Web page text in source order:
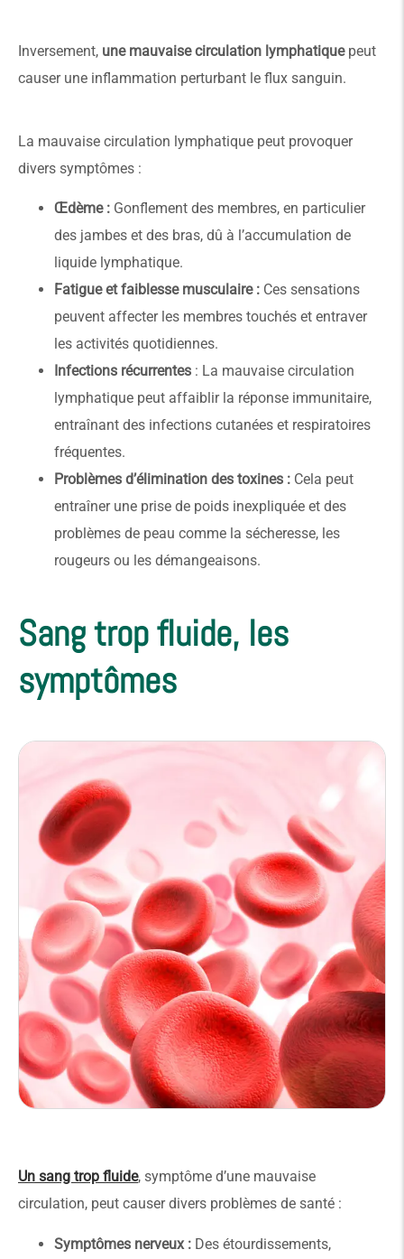
Inversement, une mauvaise circulation lymphatiquepeut
causer une inflammation perturbant le flux sanguin.
La mauvaise circulation lymphatique peut provoquer
divers symptômes :
Œdème : Gonflement des membres, en particulier
des jambes et des bras, dû à l’accumulation de
liquide lymphatique.
Fatigue et faiblesse musculaire : Ces sensations
peuvent affecter les membres touchés et entraver
les activités quotidiennes.
Infections récurrentes : La mauvaise circulation
lymphatique peut affaiblir la réponse immunitaire,
entraînant des infections cutanées et respiratoires
fréquentes.
Problèmes d’élimination des toxines : Cela peut
entraîner une prise de poids inexpliquée et des
problèmes de peau comme la sécheresse, les
rougeurs ou les démangeaisons.
Sang trop fluide, les
symptômes
Un sang trop fluide, symptôme d’une mauvaise
circulation, peut causer divers problèmes de santé :
Symptômes nerveux : Des étourdissements,